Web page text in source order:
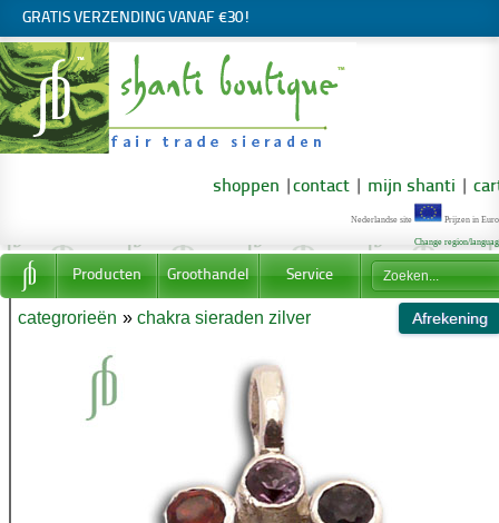
GRATIS VERZENDING VANAF €30!
shoppen contact mijn shanti
Nederlandse site Prijzen in
Change region/
Producten Groothandel Service
categrorieën » chakra sieraden zilver